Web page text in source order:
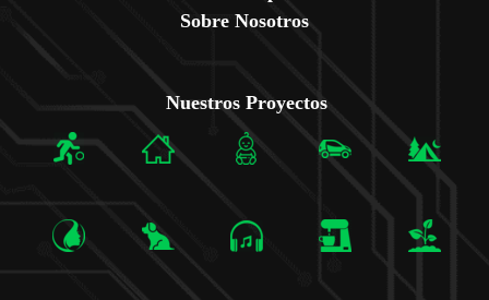
Sobre Nosotros
Nuestros Proyectos